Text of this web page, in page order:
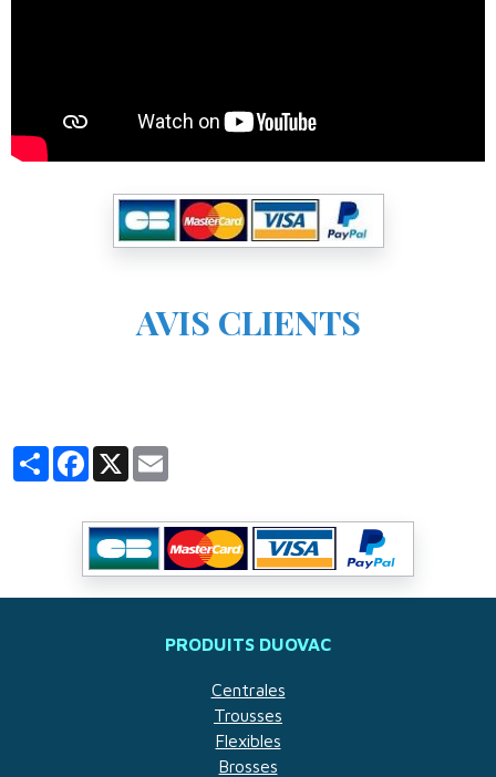
AVIS CLIENTS
PartagerFacebook
X
PRODUITS DUOVAC
Centrales
Trousses
Flexibles
Brosses